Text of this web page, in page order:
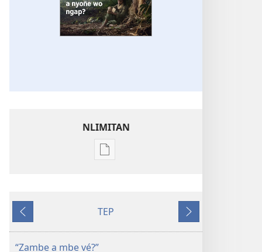
NLIMITAN
Tobô'
na
Mvus
TEP
Ôsu
“Zambe a mbe vé?”